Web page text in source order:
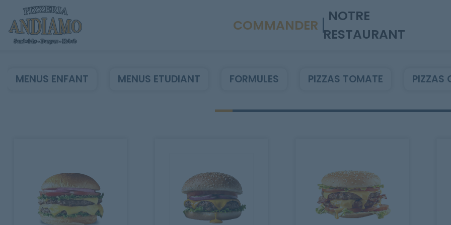
Contact
Mentions Légales
COMMANDER
NOTRE
RESTAURANT
MENUS ENFANT MENUS ETUDIANT FORMULES PIZZAS TOMATE PIZZAS